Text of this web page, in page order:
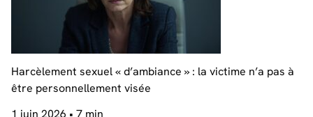
Harcèlement sexuel « d’ambiance » : la victime n’a pas à
être personnellement visée
1 juin 2026 • 7 min